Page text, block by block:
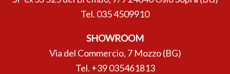
Tel. 035 4509910
SHOWROOM
Via del Commercio, 7 Mozzo (BG)
Tel. +39 035461813